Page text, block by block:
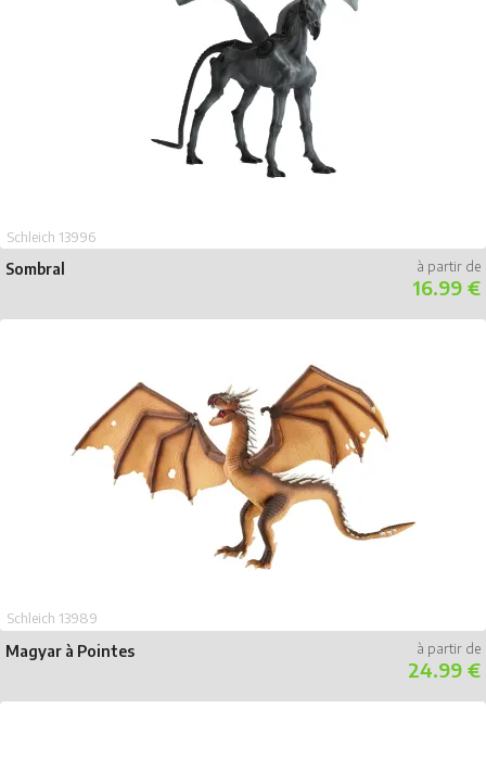
Sombral
Schleich 13996
16.99 €
Magyar à Pointes
Schleich 13989
24.99 €